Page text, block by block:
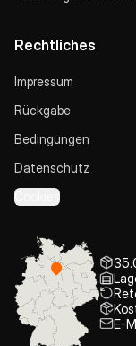
Rechtliches
Impressum
Rückgabe
Bedingungen
Datenschutz
Cookies
E-